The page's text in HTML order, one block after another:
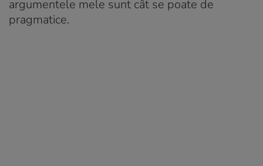
argumentele mele sunt cât se poate de
pragmatice.